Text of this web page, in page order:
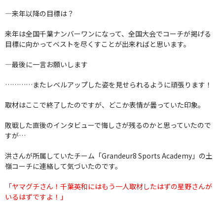
―来年以降の目標は？
来年は全国千葉ナンバーワンになって、全国大会でコーチが掲げる
目標に向かってベストを尽くすことが出来ればと思います。
―最後に一言お願いします
…………またレベルアップした姿を見せられるように頑張ります！
取材はここで終了したのですが、どこか表情が曇っていた印象。
敗戦した直後のインタビューで悔しさが残るのかと思っていたので
すが…
洪さんが所属していたチーム「Grandeur8 Sports Academy」の土
嶺コーチに連絡して気づいたのです。
「ヤマグチさん！千葉英和にはもう一人取材したはずの星野さんが
いるはずですよ！」